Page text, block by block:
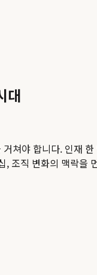
대
쳐야 합니다. 인재
, 조직 변화의 맥락을